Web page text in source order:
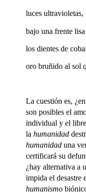
luces ultravioletas,
bajo una frente
los dientes de
oro bruñido al sol
La cuestión es,
son posibles el
individual y el
la humanidad
humanidad una
certificará su
¿hay alternativa a
impida el desastre
humanismo